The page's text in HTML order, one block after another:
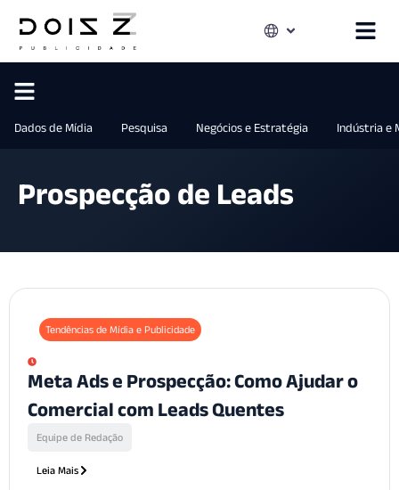
Dados de Mídia Pesquisa Negócios e Estratégia Indústria e
Prospecção de Leads
Tendências de Mídia e Publicidade
Meta Ads e Prospecção: Como Ajudar o
Comercial com Leads Quentes
Equipe de Redação
Leia Mais